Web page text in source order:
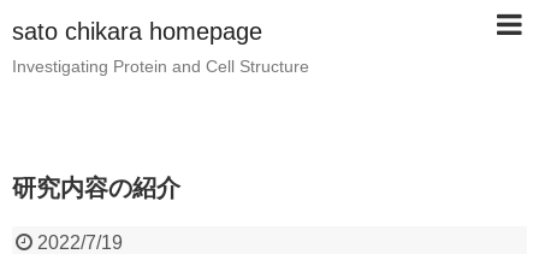
sato chikara homepage
Investigating Protein and Cell Structure
研究内容の紹介
2022/7/19